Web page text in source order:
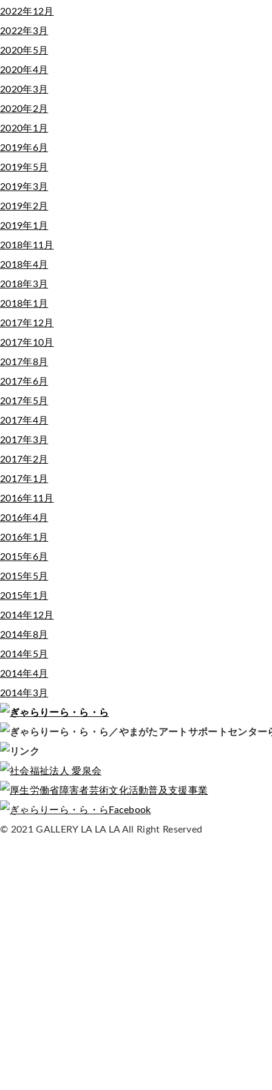
2022年12月
2022年3月
2020年5月
2020年4月
2020年3月
2020年2月
2020年1月
2019年6月
2019年5月
2019年3月
2019年2月
2019年1月
2018年11月
2018年4月
2018年3月
2018年1月
2017年12月
2017年10月
2017年8月
2017年6月
2017年5月
2017年4月
2017年3月
2017年2月
2017年1月
2016年11月
2016年4月
2016年1月
2015年6月
2015年5月
2015年1月
2014年12月
2014年8月
2014年5月
2014年4月
2014年3月
© 2021 GALLERY LA LA LA All Right Reserved